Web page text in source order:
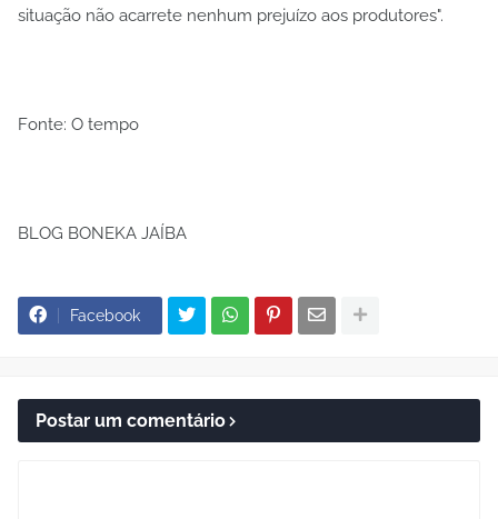
situação não acarrete nenhum prejuízo aos produtores".
Fonte: O tempo
BLOG BONEKA JAÍBA
Facebook
Postar um comentário